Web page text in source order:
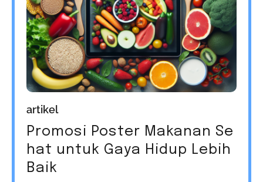
artikel
Promosi Poster Makanan Se
hat untuk Gaya Hidup Lebih
Baik